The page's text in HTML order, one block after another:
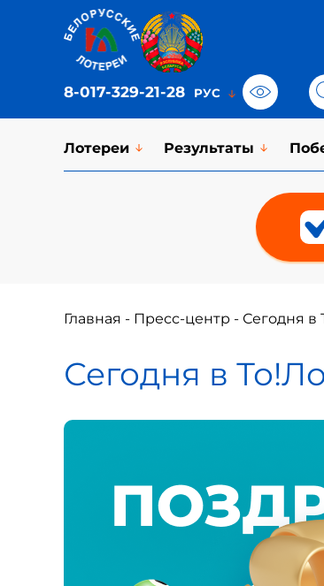
8-017-329-21-28
Лотереи Результаты
Главная - Пресс-центр - Сегодня в
Сегодня в